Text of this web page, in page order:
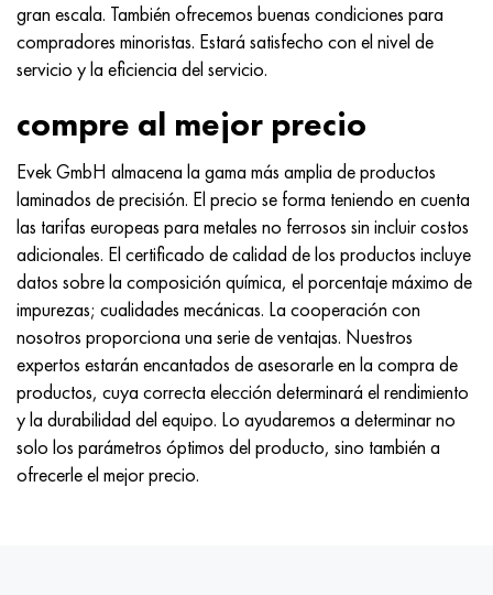
gran escala. También ofrecemos buenas condiciones para
compradores minoristas. Estará satisfecho con el nivel de
servicio y la eficiencia del servicio.
compre al mejor precio
Evek GmbH almacena la gama más amplia de productos
laminados de precisión. El precio se forma teniendo en cuenta
las tarifas europeas para metales no ferrosos sin incluir costos
adicionales. El certificado de calidad de los productos incluye
datos sobre la composición química, el porcentaje máximo de
impurezas; cualidades mecánicas. La cooperación con
nosotros proporciona una serie de ventajas. Nuestros
expertos estarán encantados de asesorarle en la compra de
productos, cuya correcta elección determinará el rendimiento
y la durabilidad del equipo. Lo ayudaremos a determinar no
solo los parámetros óptimos del producto, sino también a
ofrecerle el mejor precio.